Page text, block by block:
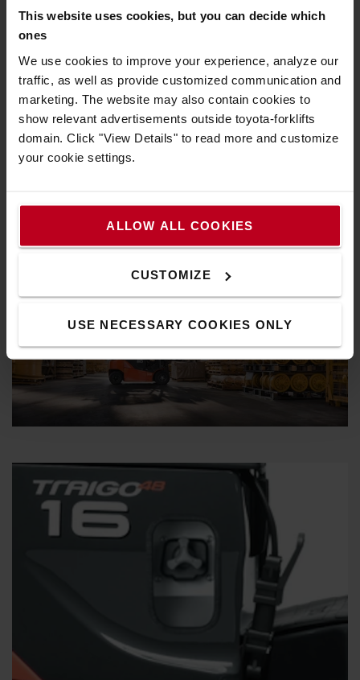
This website uses cookies, but you can decide which
ones
We use cookies to improve your experience, analyze our
traffic, as well as provide customized communication and
marketing. The website may also contain cookies to
show relevant advertisements outside toyota-forklifts
domain. Click "View Details" to read more and customize
your cookie settings.
ALLOW ALL COOKIES
CUSTOMIZE
USE NECESSARY COOKIES ONLY
Vous recherchez une solution flexible et fiable pour la
manutention des charges ? Le Traigo 48 est à la fois
polyvalent et puissant, avec une vitesse de déplacement
maximale de 20 km par heure et une accélération rapide pour
les opérations intensives à l'intérieur et à l'extérieur. La
conception à quatre roues lui octroie une stabilité optimale
et est idéalement adaptée aux utilisations sur surfaces